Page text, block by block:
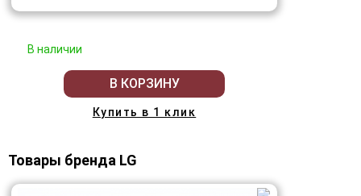
В наличии
В КОРЗИНУ
Купить в 1 клик
Товары бренда LG